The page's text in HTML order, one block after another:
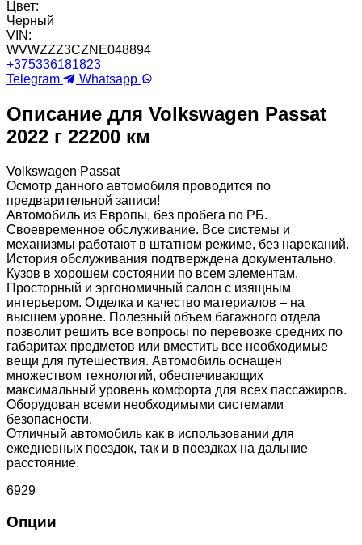
Цвет:
Черный
VIN:
WVWZZZ3CZNE048894
+375336181823
Telegram
Whatsapp
Описание для Volkswagen Passat
2022 г 22200 км
Volkswagen Passat
Осмотр данного автомобиля проводится по
предварительной записи!
Автомобиль из Европы, без пробега по РБ.
Своевременное обслуживание. Все системы и
механизмы работают в штатном режиме, без нареканий.
История обслуживания подтверждена документально.
Кузов в хорошем состоянии по всем элементам.
Просторный и эргономичный салон с изящным
интерьером. Отделка и качество материалов – на
высшем уровне. Полезный объем багажного отдела
позволит решить все вопросы по перевозке средних по
габаритах предметов или вместить все необходимые
вещи для путешествия. Автомобиль оснащен
множеством технологий, обеспечивающих
максимальный уровень комфорта для всех пассажиров.
Оборудован всеми необходимыми системами
безопасности.
Отличный автомобиль как в использовании для
ежедневных поездок, так и в поездках на дальние
расстояние.
6929
Опции